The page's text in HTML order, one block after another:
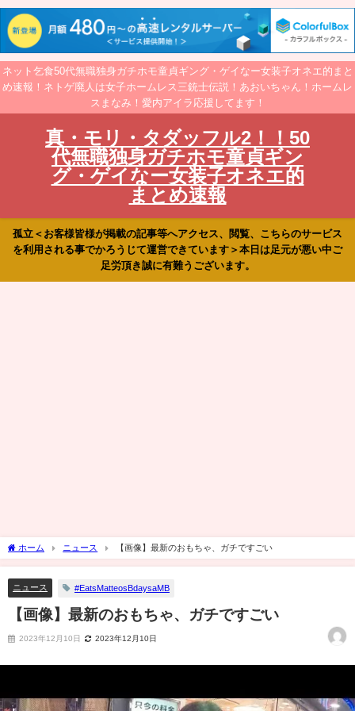
ネット乞食50代無職独身ガチホモ童貞ギング・ゲイなー女装子オネエ的まと
め速報！ネトゲ廃人は女子ホームレス三銃士伝説！あおいちゃん！ホームレ
スまなみ！愛内アイラ応援してます！
真・モリ・タダッフル2！！50
代無職独身ガチホモ童貞ギン
グ・ゲイなー女装子オネエ的
まとめ速報
孤立＜お客様皆様が掲載の記事等へアクセス、閲覧、こちらのサービス
を利用される事でかろうじて運営できています＞本日は足元が悪い中ご
足労頂き誠に有難うございます。
ホーム ニュース 【画像】最新のおもちゃ、ガチですごい
ニュース #EatsMatteosBdaysaMB
【画像】最新のおもちゃ、ガチですごい
2023年12月10日 2023年12月10日